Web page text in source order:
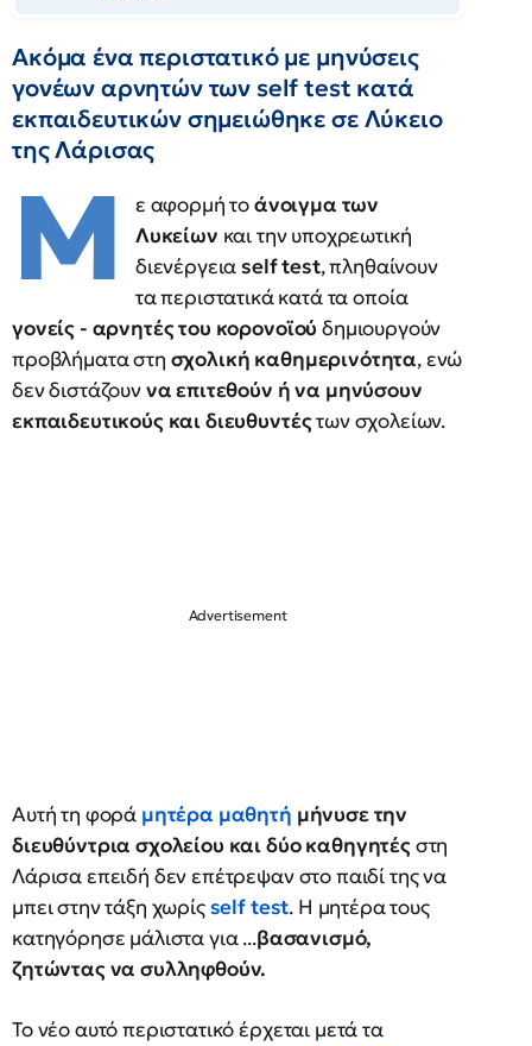
Ακόμα ένα περιστατικό με μηνύσεις
γονέων αρνητών των self test κατά
εκπαιδευτικών σημειώθηκε σε Λύκειο
της Λάρισας
Μ ε αφορμή τοάνοιγμα των
Λυκείων και την υποχρεωτική
διενέργειαself test, πληθαίνουν
τα περιστατικά κατά τα οποία
γονείς - αρνητές του κορονοϊού δημιουργούν
προβλήματα στη σχολική καθημερινότητα, ενώ
δεν διστάζουννα επιτεθούν ή να μηνύσουν
εκπαιδευτικούς και διευθυντέςτων σχολείων.
Αυτή τη φορά μητέρα μαθητή μήνυσε την
διευθύντρια σχολείου και δύο καθηγητέςστη
Λάρισα επειδή δεν επέτρεψαν στο παιδί της να
μπει στην τάξη χωρίςself test. Η μητέρα τους
κατηγόρησε μάλιστα για ...βασανισμό,
ζητώντας να συλληφθούν.
Το νέο αυτό περιστατικό έρχεται μετά τα